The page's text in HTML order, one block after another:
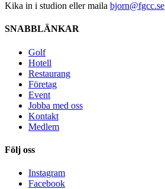
Kika in i studion eller maila bjorn@fgcc.se
SNABBLÄNKAR​
Golf
Hotell
Restaurang
Företag
Event
Jobba med oss
Kontakt
Medlem
Följ oss
Instagram
Facebook